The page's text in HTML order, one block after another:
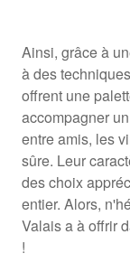
Ainsi, grâce à
à des
offrent une
accompagner
entre amis, les
sûre. Leur
des choix
entier. Alors,
Valais a à offrir
!